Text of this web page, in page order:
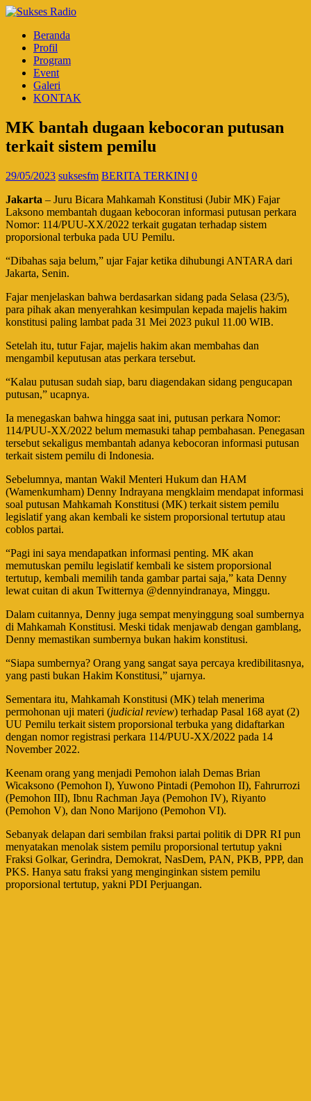
Beranda
Profil
Program
Event
Galeri
KONTAK
MK bantah dugaan kebocoran putusan
terkait sistem pemilu
29/05/2023 suksesfm BERITA TERKINI 0
Jakarta – Juru Bicara Mahkamah Konstitusi (Jubir MK) Fajar
Laksono membantah dugaan kebocoran informasi putusan perkara
Nomor: 114/PUU-XX/2022 terkait gugatan terhadap sistem
proporsional terbuka pada UU Pemilu.
“Dibahas saja belum,” ujar Fajar ketika dihubungi ANTARA dari
Jakarta, Senin.
Fajar menjelaskan bahwa berdasarkan sidang pada Selasa (23/5),
para pihak akan menyerahkan kesimpulan kepada majelis hakim
konstitusi paling lambat pada 31 Mei 2023 pukul 11.00 WIB.
Setelah itu, tutur Fajar, majelis hakim akan membahas dan
mengambil keputusan atas perkara tersebut.
“Kalau putusan sudah siap, baru diagendakan sidang pengucapan
putusan,” ucapnya.
Ia menegaskan bahwa hingga saat ini, putusan perkara Nomor:
114/PUU-XX/2022 belum memasuki tahap pembahasan. Penegasan
tersebut sekaligus membantah adanya kebocoran informasi putusan
terkait sistem pemilu di Indonesia.
Sebelumnya, mantan Wakil Menteri Hukum dan HAM
(Wamenkumham) Denny Indrayana mengklaim mendapat informasi
soal putusan Mahkamah Konstitusi (MK) terkait sistem pemilu
legislatif yang akan kembali ke sistem proporsional tertutup atau
coblos partai.
“Pagi ini saya mendapatkan informasi penting. MK akan
memutuskan pemilu legislatif kembali ke sistem proporsional
tertutup, kembali memilih tanda gambar partai saja,” kata Denny
lewat cuitan di akun Twitternya @dennyindranaya, Minggu.
Dalam cuitannya, Denny juga sempat menyinggung soal sumbernya
di Mahkamah Konstitusi. Meski tidak menjawab dengan gamblang,
Denny memastikan sumbernya bukan hakim konstitusi.
“Siapa sumbernya? Orang yang sangat saya percaya kredibilitasnya,
yang pasti bukan Hakim Konstitusi,” ujarnya.
Sementara itu, Mahkamah Konstitusi (MK) telah menerima
permohonan uji materi (judicial review) terhadap Pasal 168 ayat (2)
UU Pemilu terkait sistem proporsional terbuka yang didaftarkan
dengan nomor registrasi perkara 114/PUU-XX/2022 pada 14
November 2022.
Keenam orang yang menjadi Pemohon ialah Demas Brian
Wicaksono (Pemohon I), Yuwono Pintadi (Pemohon II), Fahrurrozi
(Pemohon III), Ibnu Rachman Jaya (Pemohon IV), Riyanto
(Pemohon V), dan Nono Marijono (Pemohon VI).
Sebanyak delapan dari sembilan fraksi partai politik di DPR RI pun
menyatakan menolak sistem pemilu proporsional tertutup yakni
Fraksi Golkar, Gerindra, Demokrat, NasDem, PAN, PKB, PPP, dan
PKS. Hanya satu fraksi yang menginginkan sistem pemilu
proporsional tertutup, yakni PDI Perjuangan.